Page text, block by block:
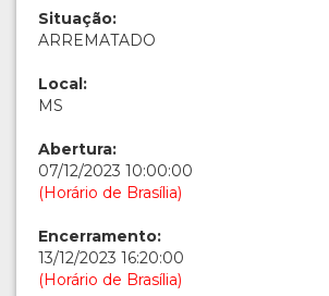
Situação:
ARREMATADO
Local:
MS
Abertura:
07/12/2023 10:00:00
(Horário de Brasília)
Encerramento:
13/12/2023 16:20:00
(Horário de Brasília)